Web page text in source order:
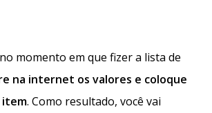
momento em que fizer a lista de
na internet os valores e coloque
item. Como resultado, você vai